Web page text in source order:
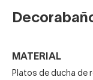
Uno de los
MATERIAL
Platos de ducha de